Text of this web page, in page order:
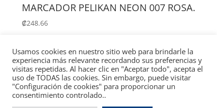
MARCADOR PELIKAN NEON 007 ROSA.
₡248.66
Añadir al carrito
Copyright © 1990 - 2024 / Oficomer - Designed &
Usamos cookies en nuestro sitio web para brindarle la
experiencia más relevante recordando sus preferencias y
visitas repetidas. Al hacer clic en "Aceptar todo", acepta el
uso de TODAS las cookies. Sin embargo, puede visitar
"Configuración de cookies" para proporcionar un
consentimiento controlado..